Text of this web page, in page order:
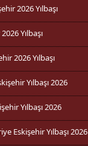
2026 Yılbaşı
Yılbaşı
2026 Yılbaşı
Yılbaşı 2026
Yılbaşı 2026
Eskişehir Yılbaşı 2026